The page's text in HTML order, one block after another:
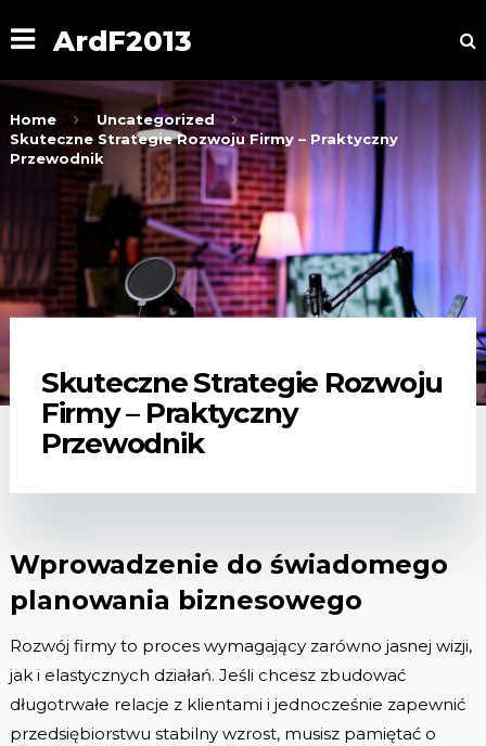
ArdF2013
Home
Uncategorized
Skuteczne Strategie Rozwoju Firmy – Praktyczny
Przewodnik
Skuteczne Strategie Rozwoju
Firmy – Praktyczny
Przewodnik
Wprowadzenie do świadomego
planowania biznesowego
Rozwój firmy to proces wymagający zarówno jasnej wizji,
jak i elastycznych działań. Jeśli chcesz zbudować
długotrwałe relacje z klientami i jednocześnie zapewnić
przedsiębiorstwu stabilny wzrost, musisz pamiętać o